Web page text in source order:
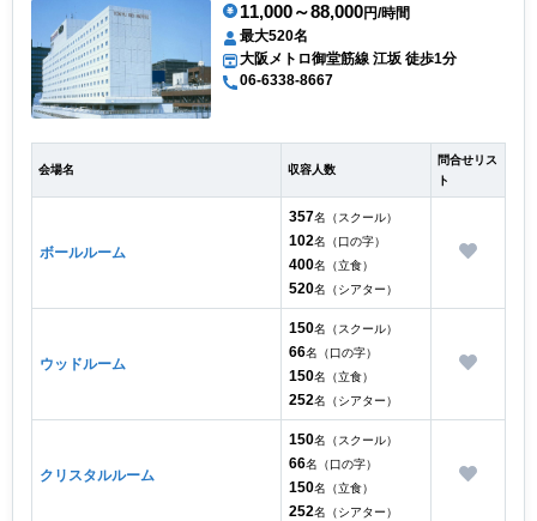
11,000～88,000円/時間
最大520名
大阪メトロ御堂筋線 江坂 徒歩1分
06-6338-8667
会場名 収容人数
問合せリス
ト
ボールルーム
357名（スクール）
102名（口の字）
400名（立食）
520名（シアター）
ウッドルーム
150名（スクール）
66名（口の字）
150名（立食）
252名（シアター）
クリスタルルーム
150名（スクール）
66名（口の字）
150名（立食）
252名（シアター）